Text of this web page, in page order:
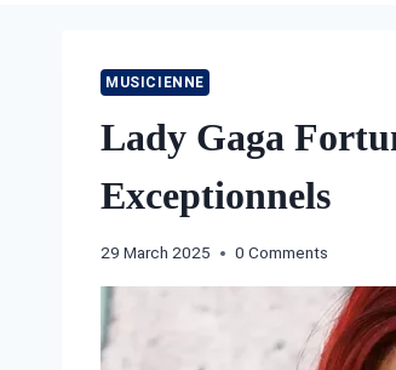
MUSICIENNE
Lady Gaga
Exceptionnels
29 March 2025 0 Comments